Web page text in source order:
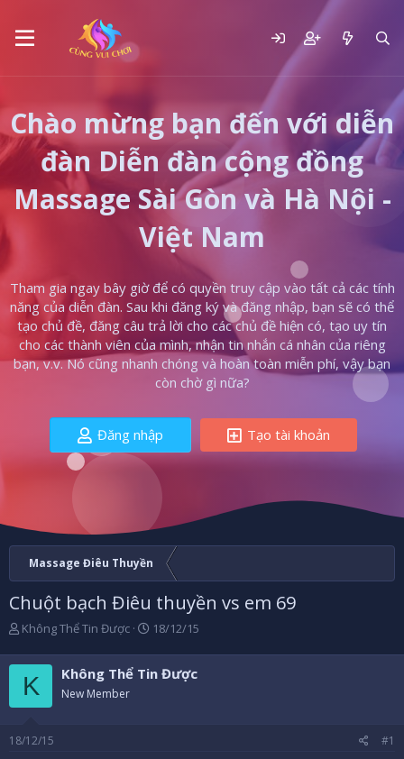
Chào mừng bạn đến với diễn
đàn Diễn đàn cộng đồng
Massage Sài Gòn và Hà Nội -
Việt Nam
Tham gia ngay bây giờ để có quyền truy cập vào tất cả các tính
năng của diễn đàn. Sau khi đăng ký và đăng nhập, bạn sẽ có thể
tạo chủ đề, đăng câu trả lời cho các chủ đề hiện có, tạo uy tín
cho các thành viên của mình, nhận tin nhắn cá nhân của riêng
bạn, v.v. Nó cũng nhanh chóng và hoàn toàn miễn phí, vậy bạn
còn chờ gì nữa?
Đăng nhập Tạo tài khoản
Massage Điêu Thuyền
Chuột bạch Điêu thuyền vs em 69
B
t
đ
ầ
u
Không Thể Tin Được
N
à
y
18/12/15
K Không Thể Tin Được
New Member
18/12/15 #1